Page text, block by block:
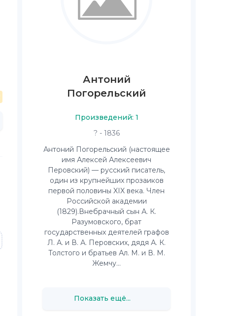
Антоний
Погорельский
Произведений: 1
? - 1836
Антоний Погорельский (настоящее
имя Алексей Алексеевич
Перовский) — русский писатель,
один из крупнейших прозаиков
первой половины XIX века. Член
Российской академии
(1829).Внебрачный сын А. К.
Разумовского, брат
государственных деятелей графов
Л. А. и В. А. Перовских, дядя А. К.
Толстого и братьев Ал. М. и В. М.
Жемчу...
Показать ещё...